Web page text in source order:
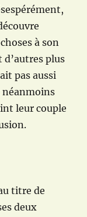
à son
plus
pas aussi
néanmoins
leur couple
titre de
deux